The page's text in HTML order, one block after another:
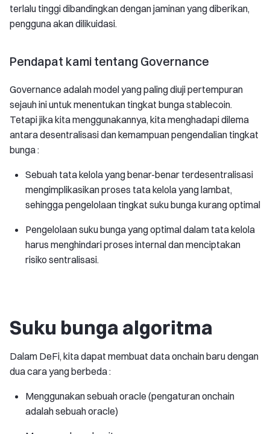
terlalu tinggi dibandingkan dengan jaminan yang diberikan,
pengguna akan dilikuidasi.
Pendapat kami tentang Governance
Governance adalah model yang paling diuji pertempuran
sejauh ini untuk menentukan tingkat bunga stablecoin.
Tetapi jika kita menggunakannya, kita menghadapi dilema
antara desentralisasi dan kemampuan pengendalian tingkat
bunga :
Sebuah tata kelola yang benar-benar terdesentralisasi
mengimplikasikan proses tata kelola yang lambat,
sehingga pengelolaan tingkat suku bunga kurang optimal
Pengelolaan suku bunga yang optimal dalam tata kelola
harus menghindari proses internal dan menciptakan
risiko sentralisasi.
Suku bunga algoritma
Dalam DeFi, kita dapat membuat data onchain baru dengan
dua cara yang berbeda :
Menggunakan sebuah oracle (pengaturan onchain
adalah sebuah oracle)